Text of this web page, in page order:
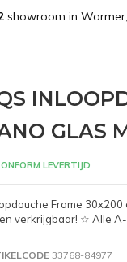
showroom in Wormer,
GLAS
LEVERTIJD
Frame 30x200
verkrijgbaar! ☆ Alle
33768-84977